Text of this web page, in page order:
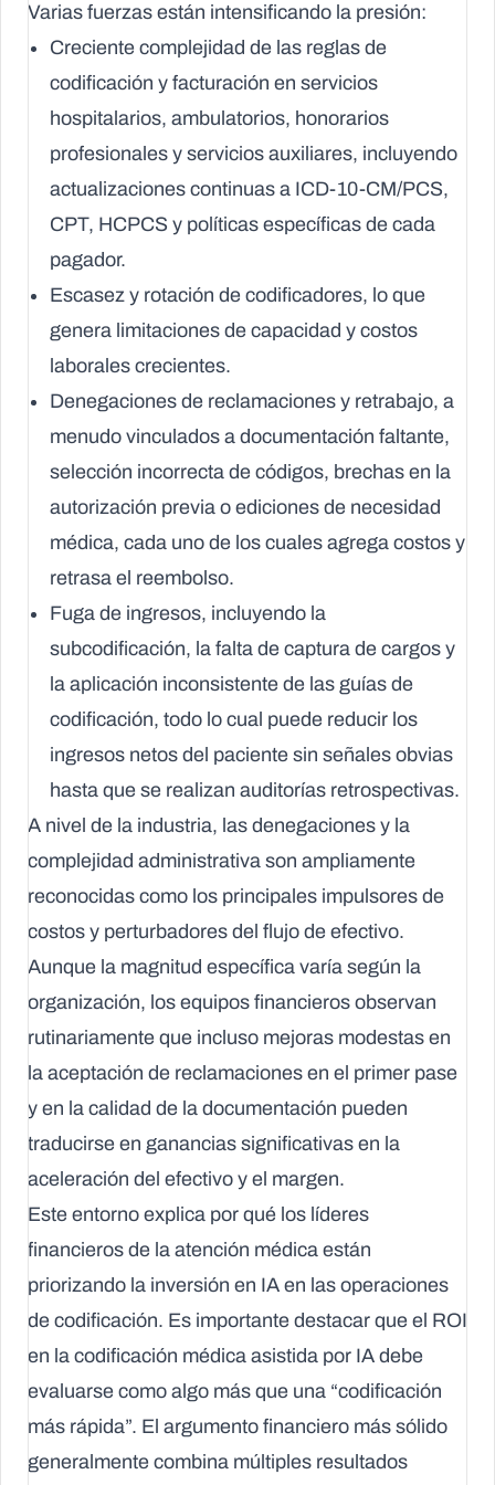
Varias fuerzas están intensificando la presión:
Creciente complejidad de las reglas de
codificación y facturación en servicios
hospitalarios, ambulatorios, honorarios
profesionales y servicios auxiliares, incluyendo
actualizaciones continuas a ICD-10-CM/PCS,
CPT, HCPCS y políticas específicas de cada
pagador.
Escasez y rotación de codificadores, lo que
genera limitaciones de capacidad y costos
laborales crecientes.
Denegaciones de reclamaciones y retrabajo, a
menudo vinculados a documentación faltante,
selección incorrecta de códigos, brechas en la
autorización previa o ediciones de necesidad
médica, cada uno de los cuales agrega costos y
retrasa el reembolso.
Fuga de ingresos, incluyendo la
subcodificación, la falta de captura de cargos y
la aplicación inconsistente de las guías de
codificación, todo lo cual puede reducir los
ingresos netos del paciente sin señales obvias
hasta que se realizan auditorías retrospectivas.
A nivel de la industria, las denegaciones y la
complejidad administrativa son ampliamente
reconocidas como los principales impulsores de
costos y perturbadores del flujo de efectivo.
Aunque la magnitud específica varía según la
organización, los equipos financieros observan
rutinariamente que incluso mejoras modestas en
la aceptación de reclamaciones en el primer pase
y en la calidad de la documentación pueden
traducirse en ganancias significativas en la
aceleración del efectivo y el margen.
Este entorno explica por qué los líderes
financieros de la atención médica están
priorizando la inversión en IA en las operaciones
de codificación. Es importante destacar que el ROI
en la codificación médica asistida por IA debe
evaluarse como algo más que una “codificación
más rápida”. El argumento financiero más sólido
generalmente combina múltiples resultados